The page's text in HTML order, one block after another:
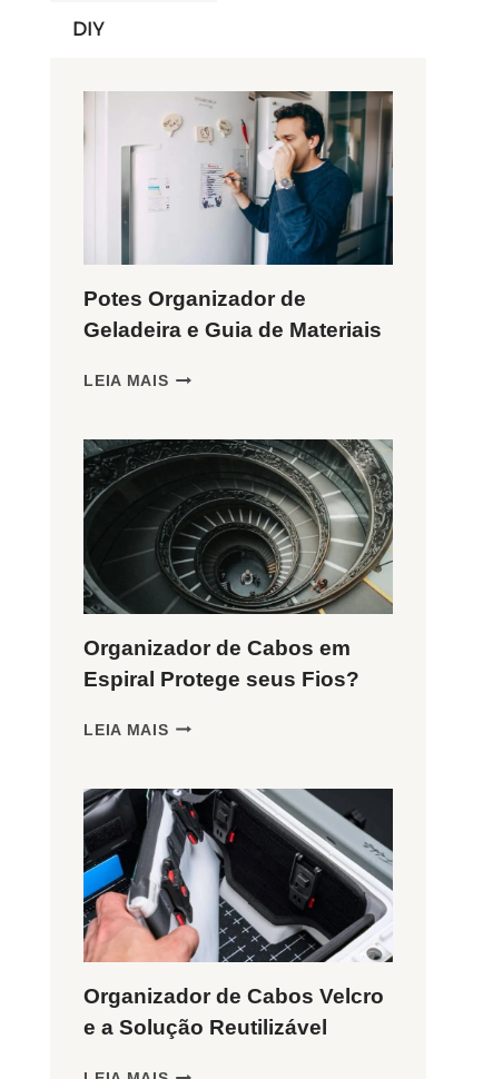
DIY
Potes Organizador de
Geladeira e Guia de Materiais
LEIA MAIS POTES
GELADEIRA
GUIA
DE
MATERIAIS
Organizador de Cabos em
Espiral Protege seus Fios?
LEIA MAIS ORGANIZADOR
EM
ESPIRAL
PROTEGE
SEUS
FIOS?
Organizador de Cabos Velcro
e a Solução Reutilizável
ORGANIZADOR